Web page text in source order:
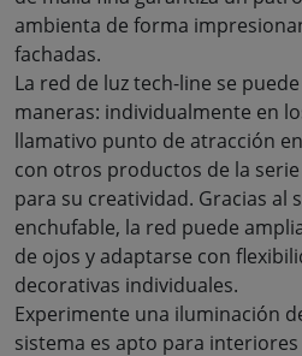
ambienta de forma
fachadas.
La red de luz tech-line se
maneras: individualmente en
llamativo punto de atracción
con otros productos de la
para su creatividad. Gracias al
enchufable, la red puede
de ojos y adaptarse con
decorativas individuales.
Experimente una iluminación
sistema es apto para